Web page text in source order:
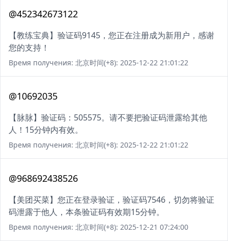
@452342673122
【教练宝典】验证码9145，您正在注册成为新用户，感谢
您的支持！
Время получения: 北京时间(+8): 2025-12-22 21:01:22
@10692035
【脉脉】验证码：505575。请不要把验证码泄露给其他
人！15分钟内有效。
Время получения: 北京时间(+8): 2025-12-22 21:01:22
@968692438526
【美团买菜】您正在登录验证，验证码7546，切勿将验证
码泄露于他人，本条验证码有效期15分钟。
Время получения: 北京时间(+8): 2025-12-21 07:24:00